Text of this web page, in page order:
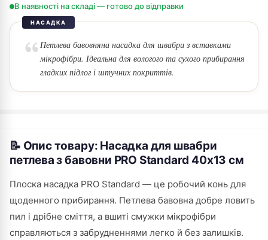
В наявності на складі — готово до відправки
НАСАДКА
Петлева бавовняна насадка для швабри з вставками
мікрофібри. Ідеальна для вологого та сухого прибирання
гладких підлог і штучних покриттів.
📝 Опис товару: Насадка для швабри
петлева з бавовни PRO Standard 40х13 см
Плоска насадка PRO Standard — це робочий конь для
щоденного прибирання. Петлева бавовна добре ловить
пил і дрібне сміття, а вшиті смужки мікрофібри
справляються з забрудненнями легко й без залишків.